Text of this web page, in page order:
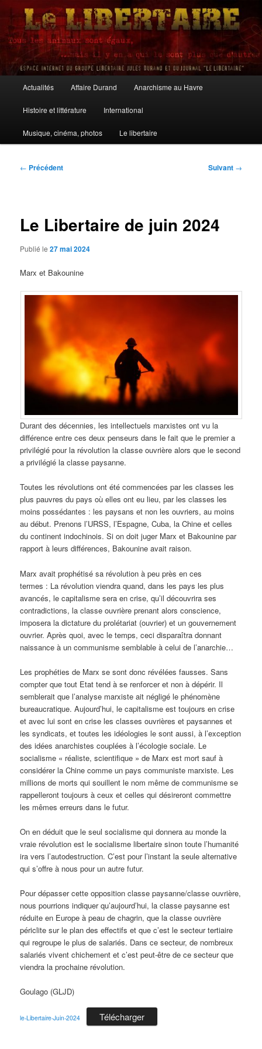
Aller
contenu
principalLe Libertaire
principal
Actualités Affaire Durand Anarchisme au Havre
Histoire et littérature International
Musique, cinéma, photos Le libertaire
Navigation
← Précédent Suivant →
Le Libertaire de juin 2024
Publié le27 mai 2024
Marx et Bakounine
Durant des décennies, les intellectuels marxistes ont vu la
différence entre ces deux penseurs dans le fait que le premier a
privilégié pour la révolution la classe ouvrière alors que le second
a privilégié la classe paysanne.
Toutes les révolutions ont été commencées par les classes les
plus pauvres du pays où elles ont eu lieu, par les classes les
moins possédantes : les paysans et non les ouvriers, au moins
au début. Prenons l’URSS, l’Espagne, Cuba, la Chine et celles
du continent indochinois. Si on doit juger Marx et Bakounine par
rapport à leurs différences, Bakounine avait raison.
Marx avait prophétisé sa révolution à peu près en ces
termes : La révolution viendra quand, dans les pays les plus
avancés, le capitalisme sera en crise, qu’il découvrira ses
contradictions, la classe ouvrière prenant alors conscience,
imposera la dictature du prolétariat (ouvrier) et un gouvernement
ouvrier. Après quoi, avec le temps, ceci disparaîtra donnant
naissance à un communisme semblable à celui de l’anarchie…
Les prophéties de Marx se sont donc révélées fausses. Sans
compter que tout Etat tend à se renforcer et non à dépérir. Il
semblerait que l’analyse marxiste ait négligé le phénomène
bureaucratique. Aujourd’hui, le capitalisme est toujours en crise
et avec lui sont en crise les classes ouvrières et paysannes et
les syndicats, et toutes les idéologies le sont aussi, à l’exception
des idées anarchistes couplées à l’écologie sociale. Le
socialisme « réaliste, scientifique » de Marx est mort sauf à
considérer la Chine comme un pays communiste marxiste. Les
millions de morts qui souillent le nom même de communisme se
rappelleront toujours à ceux et celles qui désireront commettre
les mêmes erreurs dans le futur.
On en déduit que le seul socialisme qui donnera au monde la
vraie révolution est le socialisme libertaire sinon toute l’humanité
ira vers l’autodestruction. C’est pour l’instant la seule alternative
qui s’offre à nous pour un autre futur.
Pour dépasser cette opposition classe paysanne/classe ouvrière,
nous pourrions indiquer qu’aujourd’hui, la classe paysanne est
réduite en Europe à peau de chagrin, que la classe ouvrière
périclite sur le plan des effectifs et que c’est le secteur tertiaire
qui regroupe le plus de salariés. Dans ce secteur, de nombreux
salariés vivent chichement et c’est peut-être de ce secteur que
viendra la prochaine révolution.
Goulago (GLJD)
le-Libertaire-Juin-2024 Télécharger